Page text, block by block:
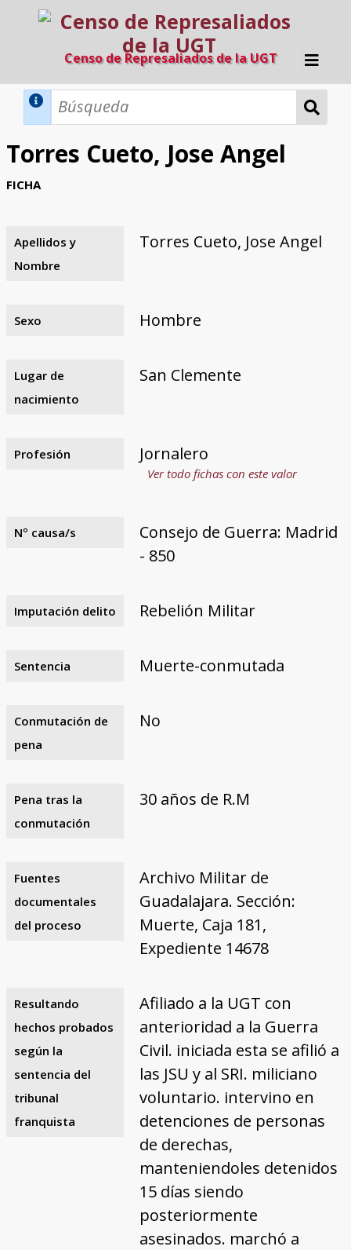
Censo de Represaliados de la UGT
Inicio
Búsqueda Dinámica
Búsqueda Avanzada
Razones y objetivos
El equipo
Colaboradores
Fuentes documentales
Torres Cueto, Jose Angel
FICHA
Apellidos y
Nombre
Torres Cueto, Jose Angel
Sexo Hombre
Lugar de
nacimiento
San Clemente
Profesión Jornalero
Ver todo fichas con este valor
Nº causa/s
Consejo de Guerra: Madrid
- 850
Imputación delito Rebelión Militar
Sentencia Muerte-conmutada
Conmutación de
pena
No
Pena tras la
conmutación
30 años de R.M
Fuentes
documentales
del proceso
Archivo Militar de
Guadalajara. Sección:
Muerte, Caja 181,
Expediente 14678
Resultando
hechos probados
según la
sentencia del
tribunal
franquista
Afiliado a la UGT con
anterioridad a la Guerra
Civil. iniciada esta se afilió a
las JSU y al SRI. miliciano
voluntario. intervino en
detenciones de personas
de derechas,
manteniendoles detenidos
15 días siendo
posteriormente
asesinados. marchó a